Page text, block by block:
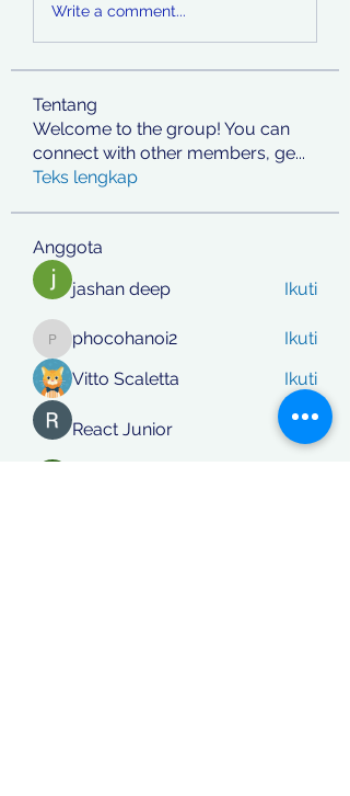
Write a comment...
Tentang
Welcome to the group! You can
connect with other members, ge...
Teks lengkap
Anggota
jashan deep
Ikuti
phocohanoi2
phocohanoi2
Ikuti
Vitto Scaletta
Ikuti
React Junior Ikuti